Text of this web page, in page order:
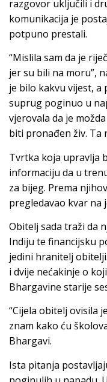
razgovor uključili i
komunikacija je
potpuno prestali.
“Mislila sam da je
jer su bili na moru”,
je bilo kakvu vijest, a
suprug poginuo u
vjerovala da je
biti pronađen živ. Ta
Tvrtka koja upravlja
informaciju da u
za bijeg. Prema
pregledavao kvar na
Obitelj sada traži da
Indiju te financijsku
jedini hranitelj
i dvije nećakinje o
Bhargavine starije
“Cijela obitelj ovisila
znam kako ću
Bhargavi.
Ista pitanja